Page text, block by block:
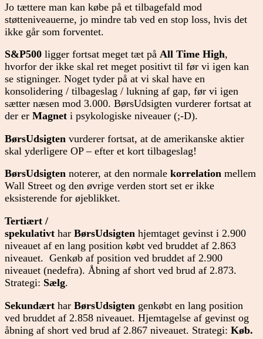
Jo tættere man kan købe på et tilbagefald mod
støtteniveauerne, jo mindre tab ved en stop loss, hvis det
ikke går som forventet.
S&P500 ligger fortsat meget tæt på All Time High,
hvorfor der ikke skal ret meget positivt til før vi igen kan
se stigninger. Noget tyder på at vi skal have en
konsolidering / tilbageslag / lukning af gap, før vi igen
sætter næsen mod 3.000. BørsUdsigten vurderer fortsat at
der er Magnet i psykologiske niveauer (;-D).
BørsUdsigten vurderer fortsat, at de amerikanske aktier
skal yderligere OP – efter et kort tilbageslag!
BørsUdsigten noterer, at den normale korrelation mellem
Wall Street og den øvrige verden stort set er ikke
eksisterende for øjeblikket.
Tertiært /
spekulativt har BørsUdsigten hjemtaget gevinst i 2.900
niveauet af en lang position købt ved bruddet af 2.863
niveauet. Genkøb af position ved bruddet af 2.900
niveauet (nedefra). Åbning af short ved brud af 2.873.
Strategi: Sælg.
Sekundært har BørsUdsigten genkøbt en lang position
ved bruddet af 2.858 niveauet. Hjemtagelse af gevinst og
åbning af short ved brud af 2.867 niveauet. Strategi: Køb.